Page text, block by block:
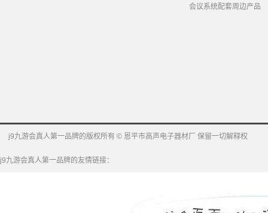
会议系统配套周边产品
j9九游会真人第一品牌的版权所有 © 恩平市高声电子器材厂 保留一切解释权
j9九游会真人第一品牌的友情链接：